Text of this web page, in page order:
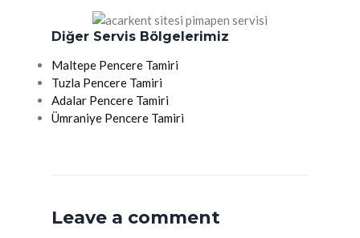
Diğer Servis Bölgelerimiz
Maltepe Pencere Tamiri
Tuzla Pencere Tamiri
Adalar Pencere Tamiri
Ümraniye Pencere Tamiri
Leave a comment